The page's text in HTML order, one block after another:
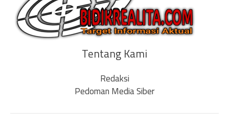
Tentang Kami
Redaksi
Pedoman Media Siber